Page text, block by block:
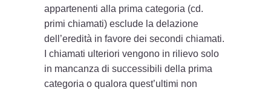
appartenenti alla prima categoria (cd.
primi chiamati) esclude la delazione
dell’eredità in favore dei secondi chiamati.
I chiamati ulteriori vengono in rilievo solo
in mancanza di successibili della prima
categoria o qualora quest’ultimi non